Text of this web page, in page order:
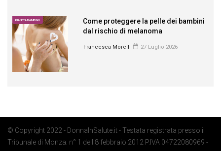
PIANETA BAMBINO
Come proteggere la pelle dei bambini
dal rischio di melanoma
Francesca Morelli 27 Luglio 2026
© Copyright 2022 - DonnaInSalute.it - Testata registrata presso il
Tribunale di Monza: n° 1 dell'8 febbraio 2012 P.IVA 04722080969 -